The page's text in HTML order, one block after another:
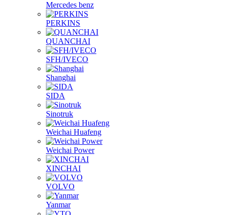
Mercedes benz
PERKINS
QUANCHAI
SFH/IVECO
Shanghai
SIDA
Sinotruk
Weichai Huafeng
Weichai Power
XINCHAI
VOLVO
Yanmar